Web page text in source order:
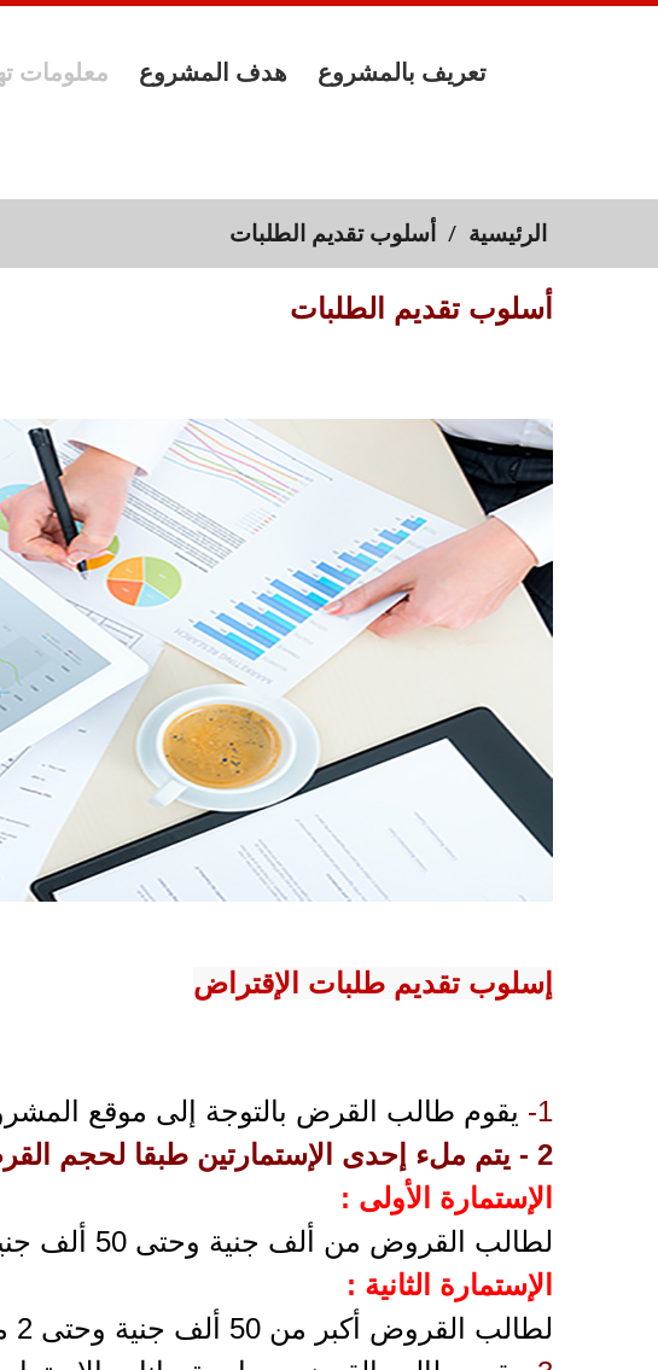
معلومات هدف المشروع تعريف بالمشروع
الرئيسية / أسلوب تقديم الطلبات
أسلوب تقديم الطلبات
إسلوب تقديم طلبات الإقتراض
1-
يقوم طالب القرض بالتوجة إلى موقع
2 -
يتم ملء إحدى الإستمارتين طبقا لحجم
الإستمارة الأولى :
لطالب القروض من ألف جنية وحتى 50 ألف جنية مصرى
الإستمارة الثانية :
لطالب القروض أكبر من 50 ألف جنية وحتى 2 مليون جنية